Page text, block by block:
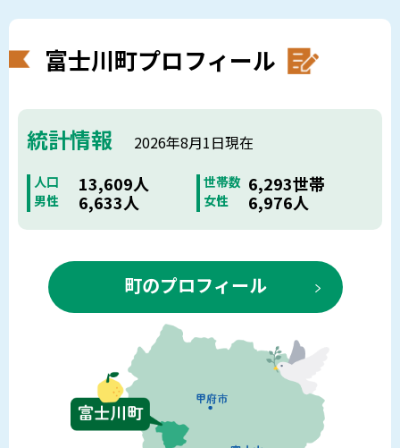
富士川町プロフィール
統計情報 2026年8月1日現在
人口 13,609人 世帯数 6,293世帯
男性 6,633人 女性 6,976人
町のプロフィール